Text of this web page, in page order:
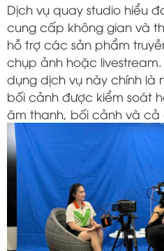
Dịch vụ quay studio hiểu
cung cấp không gian và
hỗ trợ các sản phẩm
chụp ảnh hoặc
dụng dịch vụ này chính là
bối cảnh được kiểm soát
âm thanh, bối cảnh và cả